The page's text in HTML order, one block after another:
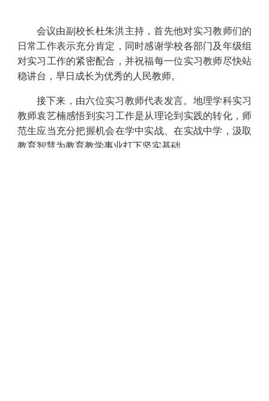
会议由副校长杜朱洪主持，首先他对实习教师们的
日常工作表示充分肯定，同时感谢学校各部门及年级组
对实习工作的紧密配合，并祝福每一位实习教师尽快站
稳讲台，早日成长为优秀的人民教师。
接下来，由六位实习教师代表发言。地理学科实习
教师袁艺楠感悟到实习工作是从理论到实践的转化，师
范生应当充分把握机会在学中实战、在实战中学，汲取
教育智慧为教育教学事业打下坚实基础。